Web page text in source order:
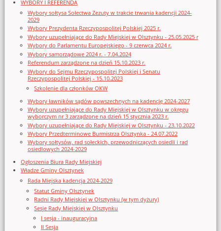
WYBORY I REFERENDA
Wybory sołtysa Sołectwa Zezuty w trakcie trwania kadencji 2024-
2029
Wybory Prezydenta Rzeczypospolitej Polskiej 2025 r.
Wybory uzupełniające do Rady Miejskiej w Olsztynku - 25.05.2025 r
Wybory do Parlamentu Europejskiego - 9 czerwca 2024 r.
Wybory samorządowe 2024 r. - 7.04.2024
Referendum zarządzone na dzień 15.10.2023 r.
Wybory do Sejmu Rzeczypospolitej Polskiej i Senatu
Rzeczypospolitej Polskiej - 15.10.2023
Szkolenie dla członków OKW
Wybory ławników sądów powszechnych na kadencję 2024-2027
Wybory uzupełniające do Rady Miejskiej w Olsztynku w okręgu
wyborczym nr 3 zarządzone na dzień 15 stycznia 2023 r.
Wybory uzupełniające do Rady Miejskiej w Olsztynku - 23.10.2022
Wybory Przedterminowe Burmistrza Olsztynka - 24.07.2022
Wybory sołtysów, rad sołeckich, przewodniczących osiedli i rad
osiedlowych 2024-2029
Ogłoszenia Biura Rady Miejskiej
Władze Gminy Olsztynek
Rada Miejska kadencja 2024-2029
Statut Gminy Olsztynek
Radni Rady Miejskiej w Olsztynku (w tym dyżury)
Sesje Rady Miejskiej w Olsztynku
I sesja - inauguracyjna
II Sesja